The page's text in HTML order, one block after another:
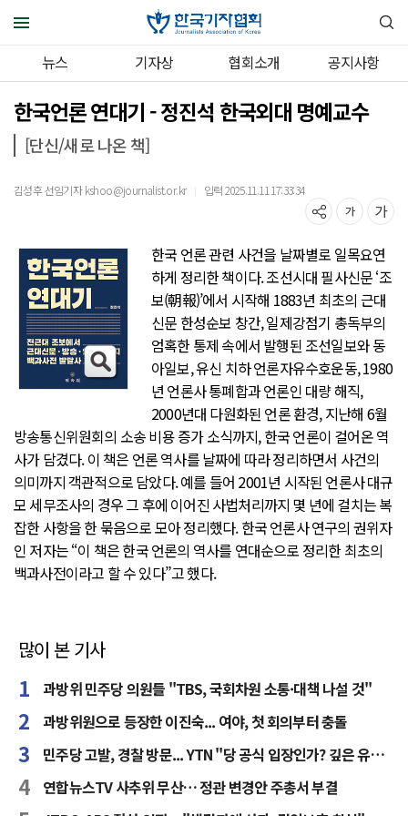
뉴스 기자상 협회소개 공지사항
한국언론 연대기 - 정진석 한국외대 명예교수
[단신/새로 나온 책]
김성후 선임기자 kshoo@journalist.or.kr ｜ 입력 2025.11.11 17:33:34
한국 언론 관련 사건을 날짜별로 일목요연
하게 정리한 책이다. 조선시대 필사신문 ‘조
보(朝報)’에서 시작해 1883년 최초의 근대
신문 한성순보 창간, 일제강점기 총독부의
엄혹한 통제 속에서 발행된 조선일보와 동
아일보, 유신 치하 언론자유수호운동, 1980
년 언론사 통폐합과 언론인 대량 해직,
2000년대 다원화된 언론 환경, 지난해 6월
방송통신위원회의 소송 비용 증가 소식까지, 한국 언론이 걸어온 역
사가 담겼다. 이 책은 언론 역사를 날짜에 따라 정리하면서 사건의
의미까지 객관적으로 담았다. 예를 들어 2001년 시작된 언론사 대규
모 세무조사의 경우 그 후에 이어진 사법처리까지 몇 년에 걸치는 복
잡한 사항을 한 묶음으로 모아 정리했다. 한국 언론사 연구의 권위자
인 저자는 “이 책은 한국 언론의 역사를 연대순으로 정리한 최초의
백과사전이라고 할 수 있다”고 했다.
많이 본 기사
과방위 민주당 의원들 "TBS, 국회차원 소통·대책 나설 것"
과방위원으로 등장한 이진숙... 여야, 첫 회의부터 충돌
민주당 고발, 경찰 방문... YTN "당 공식 입장인가? 깊은 유감"
연합뉴스TV 사추위 무산… 정관 변경안 주총서 부결